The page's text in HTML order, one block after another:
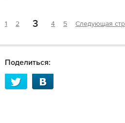
1 2 3 4 5 Следующая
Поделиться: